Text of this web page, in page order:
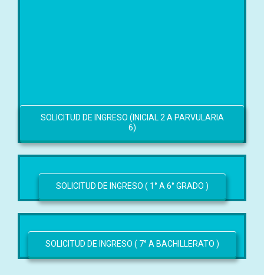
SOLICITUD DE INGRESO (INICIAL 2 A PARVULARIA
6)
SOLICITUD DE INGRESO ( 1° A 6° GRADO )
SOLICITUD DE INGRESO ( 7° A BACHILLERATO )